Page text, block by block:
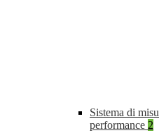
Sistema di
performance 2